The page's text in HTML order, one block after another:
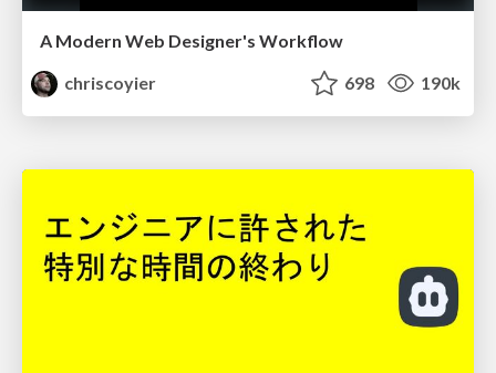
A Modern Web Designer's Workflow
chriscoyier
698 190k